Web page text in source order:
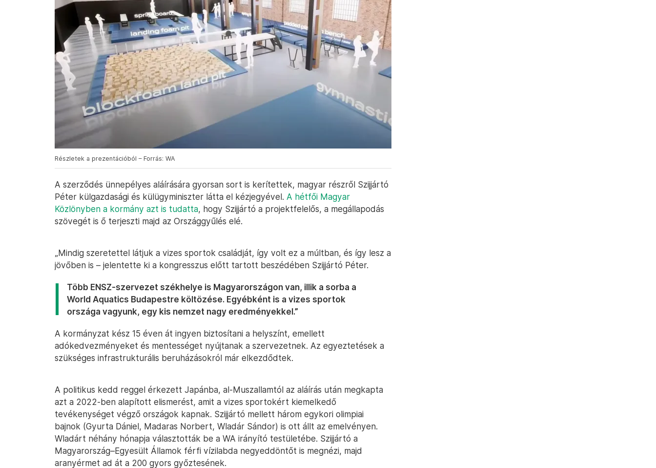
Részletek a prezentációból – Forrás: WA
A szerződés ünnepélyes aláírására gyorsan sort is kerítettek, magyar részről Szijjártó
Péter külgazdasági és külügyminiszter látta el kézjegyével. A hétfői Magyar
Közlönyben a kormány azt is tudatta, hogy Szijjártó a projektfelelős, a megállapodás
szövegét is ő terjeszti majd az Országgyűlés elé.
„Mindig szeretettel látjuk a vizes sportok családját, így volt ez a múltban, és így lesz a
jövőben is – jelentette ki a kongresszus előtt tartott beszédében Szijjártó Péter.
Több ENSZ-szervezet székhelye is Magyarországon van, illik a sorba a
World Aquatics Budapestre költözése. Egyébként is a vizes sportok
országa vagyunk, egy kis nemzet nagy eredményekkel.”
A kormányzat kész 15 éven át ingyen biztosítani a helyszínt, emellett
adókedvezményeket és mentességet nyújtanak a szervezetnek. Az egyeztetések a
szükséges infrastrukturális beruházásokról már elkezdődtek.
A politikus kedd reggel érkezett Japánba, al-Muszallamtól az aláírás után megkapta
azt a 2022-ben alapított elismerést, amit a vizes sportokért kiemelkedő
tevékenységet végző országok kapnak. Szijjártó mellett három egykori olimpiai
bajnok (Gyurta Dániel, Madaras Norbert, Wladár Sándor) is ott állt az emelvényen.
Wladárt néhány hónapja választották be a WA irányító testületébe. Szijjártó a
Magyarország–Egyesült Államok férfi vízilabda negyeddöntőt is megnézi, majd
aranyérmet ad át a 200 gyors győztesének.